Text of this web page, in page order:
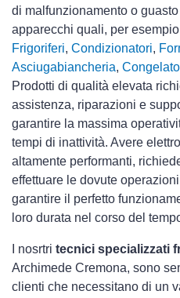
di malfunzionamento o
apparecchi quali, per
Frigoriferi, Condizionatori,
Asciugabiancheria,
Prodotti di qualità elevata
assistenza, riparazioni e
garantire la massima
tempi di inattività. Avere
altamente performanti,
effettuare le dovute
garantire il perfetto
loro durata nel corso del
I nosrtri tecnici specializzati
Archimede Cremona, sono
clienti che necessitano di un